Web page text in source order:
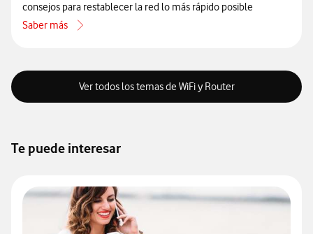
consejos para restablecer la red lo más rápido posible
Saber más
acerca de Qué pasos seguir cuando no tienes Internet
Ver todos los temas de WiFi y Router
Te puede interesar